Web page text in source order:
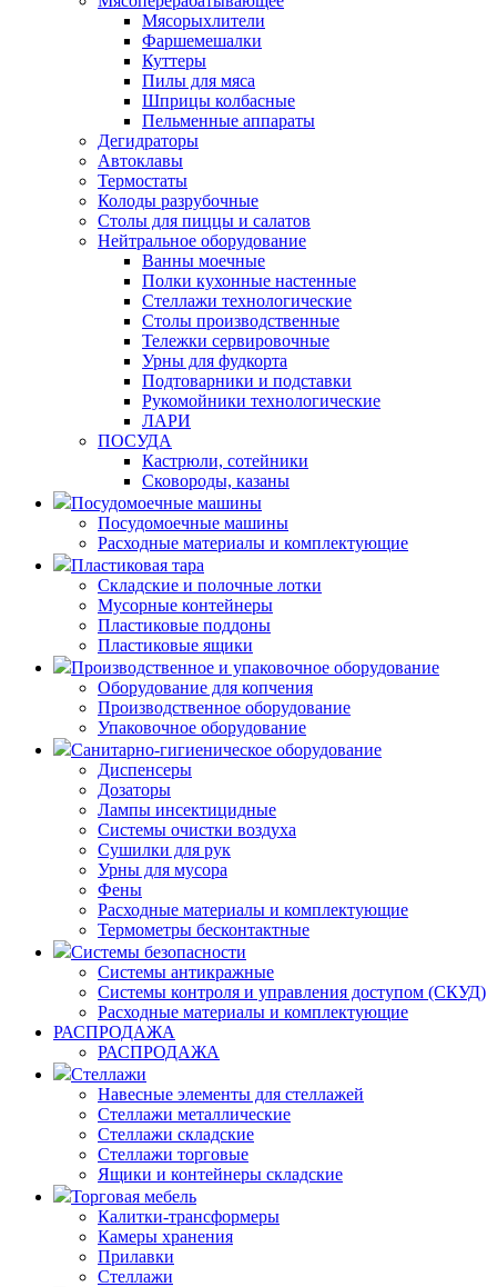
Мясорыхлители
Фаршемешалки
Куттеры
Пилы для мяса
Шприцы колбасные
Пельменные аппараты
Дегидраторы
Автоклавы
Термостаты
Колоды разрубочные
Столы для пиццы и салатов
Нейтральное оборудование
Ванны моечные
Полки кухонные настенные
Стеллажи технологические
Столы производственные
Тележки сервировочные
Урны для фудкорта
Подтоварники и подставки
Рукомойники технологические
ЛАРИ
ПОСУДА
Кастрюли, сотейники
Сковороды, казаны
Посудомоечные машины
Посудомоечные машины
Расходные материалы и комплектующие
Пластиковая тара
Складские и полочные лотки
Мусорные контейнеры
Пластиковые поддоны
Пластиковые ящики
Производственное и упаковочное оборудование
Оборудование для копчения
Производственное оборудование
Упаковочное оборудование
Санитарно-гигиеническое оборудование
Диспенсеры
Дозаторы
Лампы инсектицидные
Системы очистки воздуха
Сушилки для рук
Урны для мусора
Фены
Расходные материалы и комплектующие
Термометры бесконтактные
Системы безопасности
Системы антикражные
Системы контроля и управления доступом (СКУД)
Расходные материалы и комплектующие
РАСПРОДАЖА
РАСПРОДАЖА
Стеллажи
Навесные элементы для стеллажей
Стеллажи металлические
Стеллажи складские
Стеллажи торговые
Ящики и контейнеры складские
Торговая мебель
Калитки-трансформеры
Камеры хранения
Прилавки
Стеллажи